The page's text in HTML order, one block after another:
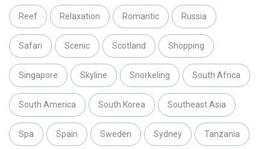
Reef Relaxation Romantic Russia
Safari Scenic Scotland Shopping
Singapore Skyline Snorkeling South Africa
South America South Korea Southeast Asia
Spa Spain Sweden Sydney Tanzania